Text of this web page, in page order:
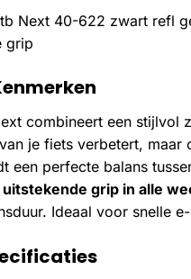
Next 40-622 zwart refl
grip
combineert een stijlvol
je fiets verbetert,
een perfecte balans
uitstekende grip in alle
Ideaal voor snelle